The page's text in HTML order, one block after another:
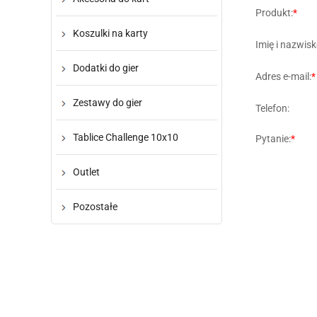
Koszulki na karty
Dodatki do gier
Zestawy do gier
Tablice Challenge 10x10
Outlet
Pozostałe
Produkt:*
Imię i
Adres e-mail:*
Telefon:
Pytanie:*